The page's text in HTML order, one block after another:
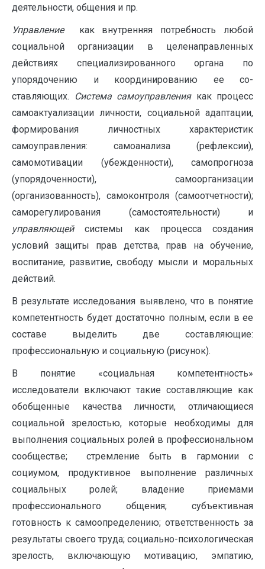
деятельности, общения и пр.
Управлениекак внутренняя потребность любой
соци­альной организации в целенаправленных
действиях специализи­рованного органа по
упорядочению и координированию ее со­
ставляющих.
Система самоуправлениякак процесс
самоактуализации личности, социальной адаптации,
формирования личностных характеристик
самоуправления: самоанализа (рефлексии),
самомотивации (убежденности), самопрогноза
(упорядоченности), самоорганизации
(организованность), самоконтроля (самоотчетности);
саморегулирования (самостоятельности) и
управляющейсистемы как процесса создания
условий защиты прав детства, прав на обучение,
воспитание, развитие, свободу мысли и моральных
действий.
В результате исследования выявлено, что в понятие
компетентность будет достаточно полным, если в ее
составе выделить две составляющие:
профессиональную и социальную (рисунок).
В понятие «социальная компетентность»
исследователи включают такие составляющие как
обобщенные качества личности, отличающиеся
социальной зрелостью, которые необходимы для
выполнения социальных ролей в профессиональном
сообществе; стремление быть в гармонии с
социумом, продуктивное выполнение различных
социальных ролей; владение приемами
профессионального общения; субъективная
готовность к самоопределению; ответственность за
результаты своего труда; социально-психологическая
зрелость, включающую мотивацию, эмпатию,